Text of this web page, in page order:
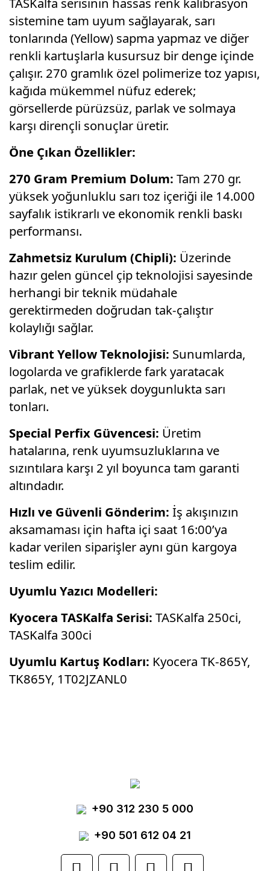
sistemine tam uyum sağlayarak, sarı
tonlarında (Yellow) sapma yapmaz ve diğer
renkli kartuşlarla kusursuz bir denge içinde
çalışır. 270 gramlık özel polimerize toz yapısı,
kağıda mükemmel nüfuz ederek;
görsellerde pürüzsüz, parlak ve solmaya
karşı dirençli sonuçlar üretir.
Öne Çıkan Özellikler:
270 Gram Premium Dolum: Tam 270 gr.
yüksek yoğunluklu sarı toz içeriği ile 14.000
sayfalık istikrarlı ve ekonomik renkli baskı
performansı.
Zahmetsiz Kurulum (Chipli): Üzerinde
hazır gelen güncel çip teknolojisi sayesinde
herhangi bir teknik müdahale
gerektirmeden doğrudan tak-çalıştır
kolaylığı sağlar.
Vibrant Yellow Teknolojisi: Sunumlarda,
logolarda ve grafiklerde fark yaratacak
parlak, net ve yüksek doygunlukta sarı
tonları.
Special Perfix Güvencesi: Üretim
hatalarına, renk uyumsuzluklarına ve
sızıntılara karşı 2 yıl boyunca tam garanti
altındadır.
Hızlı ve Güvenli Gönderim: İş akışınızın
aksamaması için hafta içi saat 16:00’ya
kadar verilen siparişler aynı gün kargoya
teslim edilir.
Uyumlu Yazıcı Modelleri:
Kyocera TASKalfa Serisi: TASKalfa 250ci,
TASKalfa 300ci
Uyumlu Kartuş Kodları: Kyocera TK-865Y,
TK865Y, 1T02JZANL0
Yorum Yaz
Ürün resmi kalitesiz, bozuk veya
görüntülenemiyor.
Ürün açıklamasında eksik bilgiler bulunuyor.
+90 312 230 5 000
+90 501 612 04 21